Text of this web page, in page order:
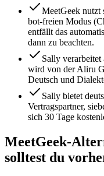
MeetGeek nutzt
bot-freien Modus
entfällt das
dann zu beachten.
Sally
wird von der Aliru
Deutsch und
Sally bietet
Vertragspartner,
sich 30 Tage
MeetGeek-
solltest du